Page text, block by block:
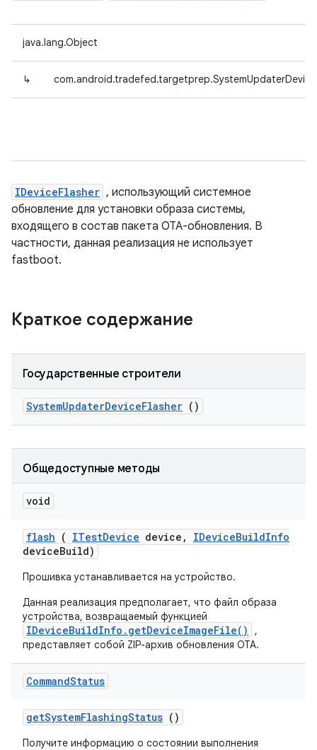
java.lang.Object
↳
IDeviceFlasher , использующий системное
обновление для установки образа системы,
входящего в состав пакета OTA-обновления. В
частности, данная реализация не использует
fastboot.
Краткое содержание
Государственные строители
SystemUpdaterDeviceFlasher ()
Общедоступные методы
void
flash ( ITestDevice device , IDeviceBuildInfo
deviceBuild)
Прошивка устанавливается на устройство.
Данная реализация предполагает, что файл образа
устройства, возвращаемый функцией
IDeviceBuildInfo.getDeviceImageFile()
,
представляет собой ZIP-архив обновления OTA.
CommandStatus
getSystemFlashingStatus ()
Получите информацию о состоянии выполнения